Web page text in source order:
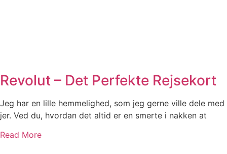
Revolut – Det Perfekte Rejsekort
Jeg har en lille hemmelighed, som jeg gerne ville dele med
jer. Ved du, hvordan det altid er en smerte i nakken at
Read More